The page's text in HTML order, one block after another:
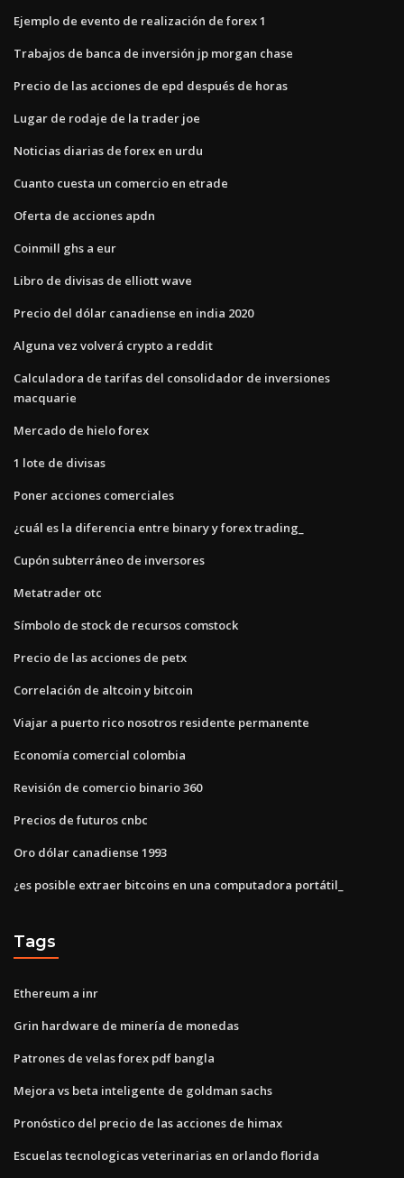
Ejemplo de evento de realización de forex 1
Trabajos de banca de inversión jp morgan chase
Precio de las acciones de epd después de horas
Lugar de rodaje de la trader joe
Noticias diarias de forex en urdu
Cuanto cuesta un comercio en etrade
Oferta de acciones apdn
Coinmill ghs a eur
Libro de divisas de elliott wave
Precio del dólar canadiense en india 2020
Alguna vez volverá crypto a reddit
Calculadora de tarifas del consolidador de inversiones
macquarie
Mercado de hielo forex
1 lote de divisas
Poner acciones comerciales
¿cuál es la diferencia entre binary y forex trading_
Cupón subterráneo de inversores
Metatrader otc
Símbolo de stock de recursos comstock
Precio de las acciones de petx
Correlación de altcoin y bitcoin
Viajar a puerto rico nosotros residente permanente
Economía comercial colombia
Revisión de comercio binario 360
Precios de futuros cnbc
Oro dólar canadiense 1993
¿es posible extraer bitcoins en una computadora portátil_
Tags
Ethereum a inr
Grin hardware de minería de monedas
Patrones de velas forex pdf bangla
Mejora vs beta inteligente de goldman sachs
Pronóstico del precio de las acciones de himax
Escuelas tecnologicas veterinarias en orlando florida